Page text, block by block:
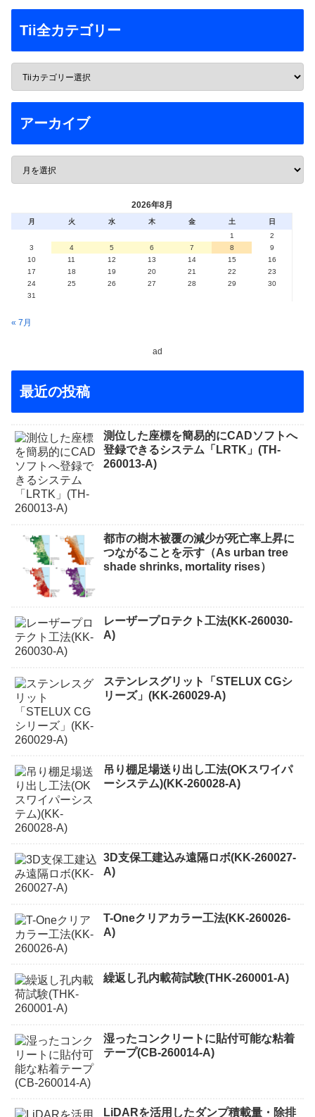
Tii全カテゴリー
アーカイブ
2026年8月
月 火 水 木 金 土
日
1
2
3
4 5 6 7 8
9
10
11 12 13 14 15
16
17
18 19 20 21 22
23
24
25 26 27 28 29
30
31
« 7月
ad
最近の投稿
測位した座標を簡易的にCADソフトへ
登録できるシステム「LRTK」(TH-
260013-A)
都市の樹木被覆の減少が死亡率上昇に
つながることを示す（As urban tree
shade shrinks, mortality rises）
レーザープロテクト⼯法(KK-260030-
A)
ステンレスグリット「STELUX CGシ
リーズ」(KK-260029-A)
吊り棚足場送り出し工法(OKスワイパ
ーシステム)(KK-260028-A)
3D支保工建込み遠隔ロボ(KK-260027-
A)
T-Oneクリアカラー工法(KK-260026-
A)
繰返し孔内載荷試験(THK-260001-A)
湿ったコンクリートに貼付可能な粘着
テープ(CB-260014-A)
LiDARを活用したダンプ積載量・除排